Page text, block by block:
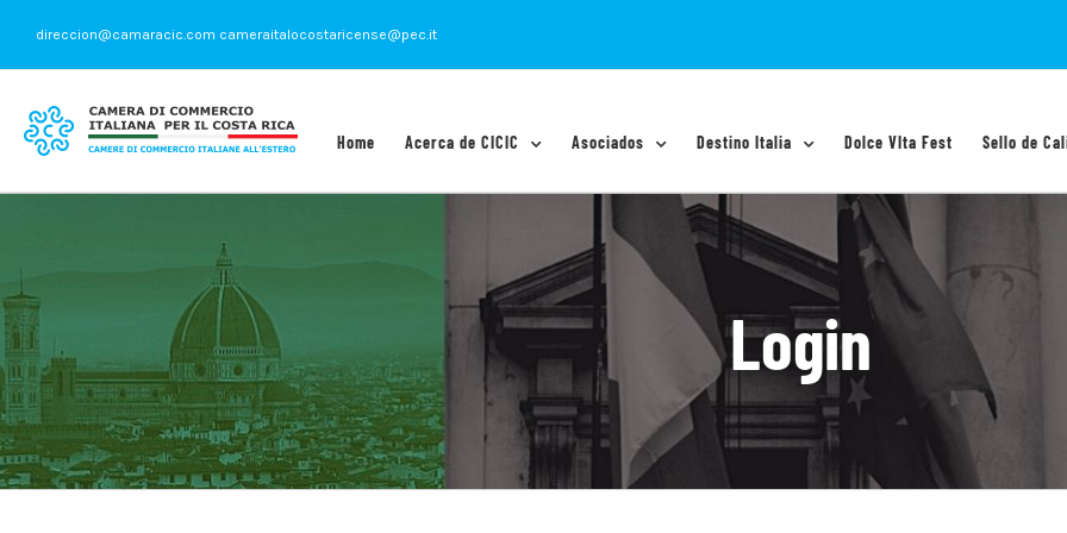
contenido
direccion@camaracic.com cameraitalocostaricense@pec.it
Home Acerca de CICIC Asociados Destino Italia Dolce VIta Fest Sello de
Login